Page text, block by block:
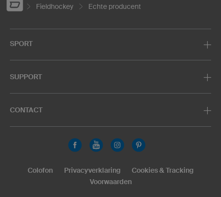
Fieldhockey Echte producent
SPORT
SUPPORT
CONTACT
Colofon Privacyverklaring
Cookies & Tracking
Voorwaarden